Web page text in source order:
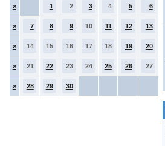
» 1 2 3 4 5 6
» 7 8 9 10 11 12 13
» 14 15 16 17 18 19 20
» 21 22 23 24 25 26 27
» 28 29 30